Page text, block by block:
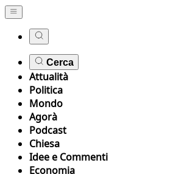
Cerca
Attualità
Politica
Mondo
Agorà
Podcast
Chiesa
Idee e Commenti
Economia